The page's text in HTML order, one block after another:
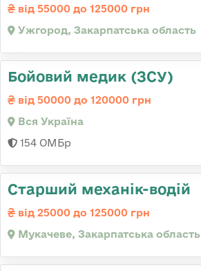
від 55000 до 125000 грн
Ужгород, Закарпатська область
Бойовий медик (ЗСУ)
від 50000 до 120000 грн
Вся Україна
154 ОМБр
Старший механік-водій
від 25000 до 125000 грн
Мукачеве, Закарпатська область